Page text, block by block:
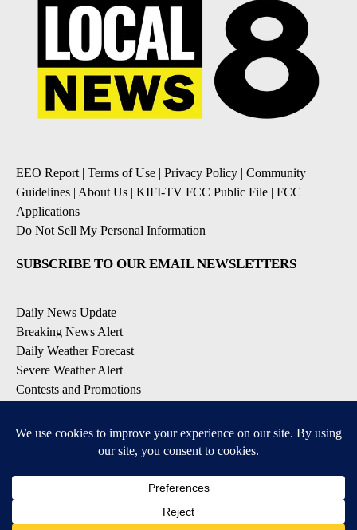
EEO Report| Terms of Use | Privacy Policy | Community
Guidelines | About Us | KIFI-TV FCC Public File | FCC
Applications |
Do Not Sell My Personal Information
SUBSCRIBE TO OUR EMAIL NEWSLETTERS
Daily News Update
Breaking News Alert
Daily Weather Forecast
Severe Weather Alert
Contests and Promotions